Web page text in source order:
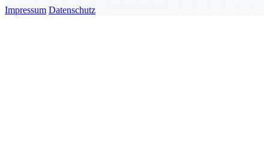
Impressum Datenschutz